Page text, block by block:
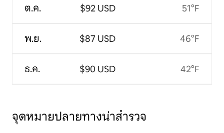
ต.ค.
พ.ย.
ธ.ค.
$92 USD
$87 USD
$90 USD
51°F
46°F
42°F
จุดหมายปลายทางน่าสำรวจ